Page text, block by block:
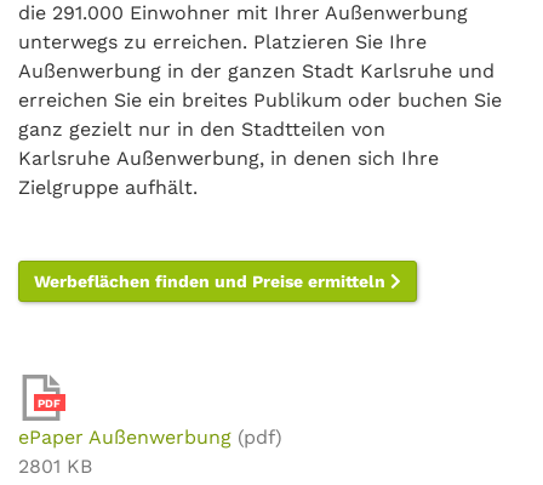
die 291.000 Einwohner mit Ihrer Außenwerbung
unterwegs zu erreichen. Platzieren Sie Ihre
Außenwerbung in der ganzen Stadt Karlsruhe und
erreichen Sie ein breites Publikum oder buchen Sie
ganz gezielt nur in den Stadtteilen von
Karlsruhe Außenwerbung, in denen sich Ihre
Zielgruppe aufhält.
Werbeflächen finden und Preise ermitteln
PDF
ePaper Außenwerbung (pdf)
2801 KB